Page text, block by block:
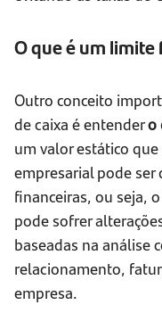
O que é um limite
Outro conceito
de caixa é entendero
um valor estático
empresarial pode
financeiras, ou seja,
pode sofrer
baseadas na análise
relacionamento,
empresa.